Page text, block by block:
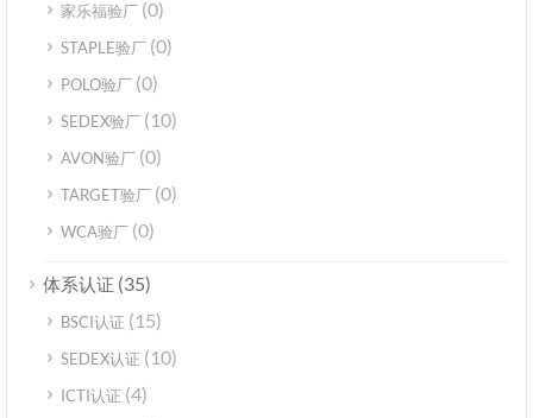
家乐福验厂 (0)
STAPLE验厂 (0)
POLO验厂 (0)
SEDEX验厂 (10)
AVON验厂 (0)
TARGET验厂 (0)
WCA验厂 (0)
体系认证 (35)
BSCI认证 (15)
SEDEX认证 (10)
ICTI认证 (4)